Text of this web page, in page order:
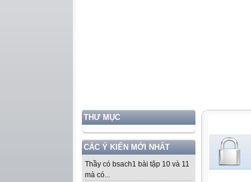
THƯ MỤC
CÁC Ý KIẾN MỚI NHẤT
Thầy có bsach1 bài tập 10 và 11
mà có...